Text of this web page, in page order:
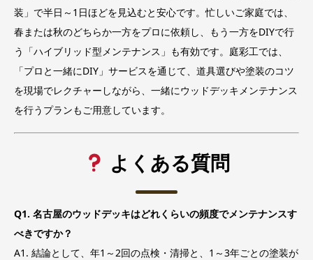
装」で半日～1日ほどを見込むと安心です。忙しいご家庭では、
春または秋のどちらか一方をプロに依頼し、もう一方をDIYで行
う「ハイブリッド型メンテナンス」も有効です。庭彩工では、
「プロと一緒にDIY」サービスを通じて、道具選びや塗装のコツ
を現場でレクチャーしながら、一緒にウッドデッキメンテナンス
を行うプランもご用意しています。
よくある質問
Q1. 名古屋のウッドデッキはどれくらいの頻度でメンテナンスす
べきですか？
A1. 結論として、年1～2回の点検・清掃と、1～3年ごとの塗装が